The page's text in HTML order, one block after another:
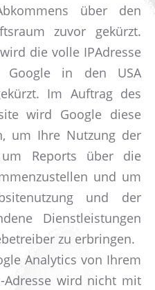
über den
zuvor gekürzt.
die volle IPAdresse
in den USA
Im Auftrag des
wird Google diese
um Ihre Nutzung der
um Reports über die
und um
und der
Dienstleistungen
zu erbringen.
Analytics von Ihrem
Adresse wird nicht mit